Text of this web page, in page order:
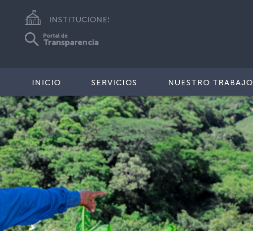
INSTITUCIONES
Portal de
Transparencia
INICIO SERVICIOS NUESTRO TRABAJO